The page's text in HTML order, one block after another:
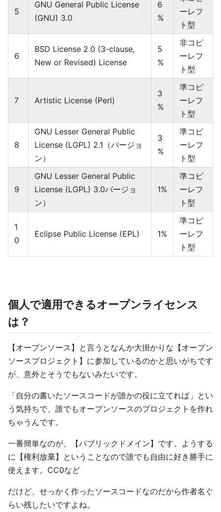
5
GNU General Public License
(GNU) 3.0
6
%
ーレフ
ト型
6
BSD License 2.0 (3-clause,
New or Revised) License
5
%
⾮コピ
ーレフ
ト型
7 Artistic License (Perl)
3
%
準コピ
ーレフ
ト型
8
GNU Lesser General Public
License (LGPL) 2.1（バージョ
ン）
3
%
準コピ
ーレフ
ト型
9
GNU Lesser General Public
License (LGPL) 3.0バージョ
ン）
1%
準コピ
ーレフ
ト型
1
0
Eclipse Public License (EPL) 1%
準コピ
ーレフ
ト型
個人で適用できるオープンライセンス
は？
【オープンソース】と言うとなんか大掛かりな【オープン
ソースプロジェクト】に参加しているのかと思いがちです
が、意外とそうでもないみたいです。
「自分の書いたソースコードが誰かの役に立てれば」とい
う気持ちで、誰でもオープンソースのプロジェクトを作れ
ちゃうんです。
一番簡単なのが、【パブリックドメイン】です。ようする
に【権利放棄】ということなので誰でも自由に好き勝手に
使えます。CC0など
だけど、せっかく作ったソースコードなのだから作者名ぐ
らい残したいですよね。